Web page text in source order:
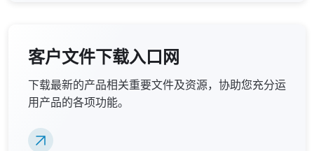
客户文件下载入口网
下载最新的产品相关重要文件及资源，协助您充分运
用产品的各项功能。